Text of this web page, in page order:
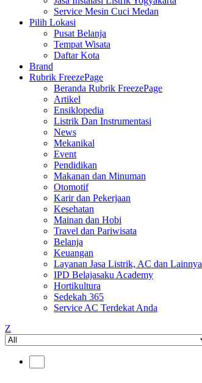
Service Mesin Cuci Medan
Pilih Lokasi
Pusat Belanja
Tempat Wisata
Daftar Kota
Brand
Rubrik FreezePage
Beranda Rubrik FreezePage
Artikel
Ensiklopedia
Listrik Dan Instrumentasi
News
Mekanikal
Event
Pendidikan
Makanan dan Minuman
Otomotif
Karir dan Pekerjaan
Kesehatan
Mainan dan Hobi
Travel dan Pariwisata
Belanja
Keuangan
Layanan Jasa Listrik, AC dan Lainnya
IPD Belajasaku Academy
Hortikultura
Sedekah 365
Service AC Terdekat Anda
Z